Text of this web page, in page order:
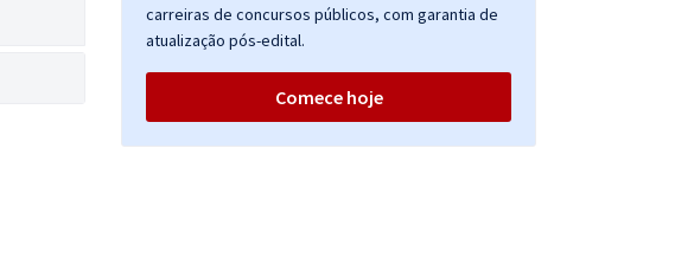
carreiras de concursos públicos, com garantia de
atualização pós-edital.
Comece hoje